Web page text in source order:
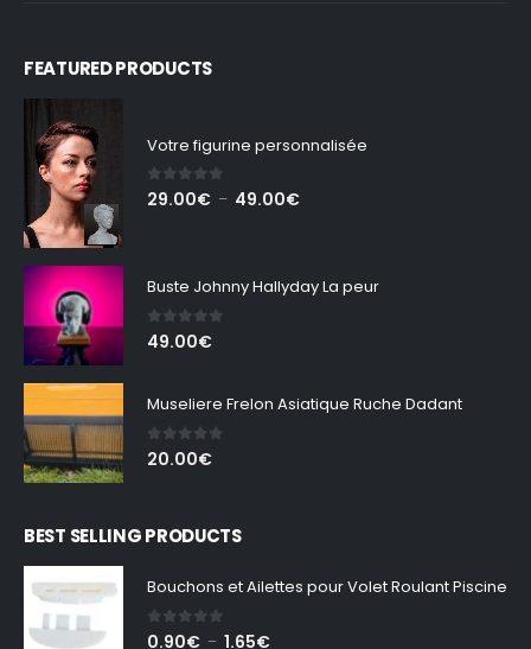
FEATURED PRODUCTS
Votre figurine personnalisée
0out of 5
29.00€ – 49.00€Plage
à
Buste Johnny Hallyday La peur
0 out of 5
49.00€
Museliere Frelon Asiatique Ruche Dadant
0out of 5
20.00€
BEST SELLING PRODUCTS
Bouchons et Ailettes pour Volet Roulant Piscine
0 out of 5
0.90€ – 1.65€Plage